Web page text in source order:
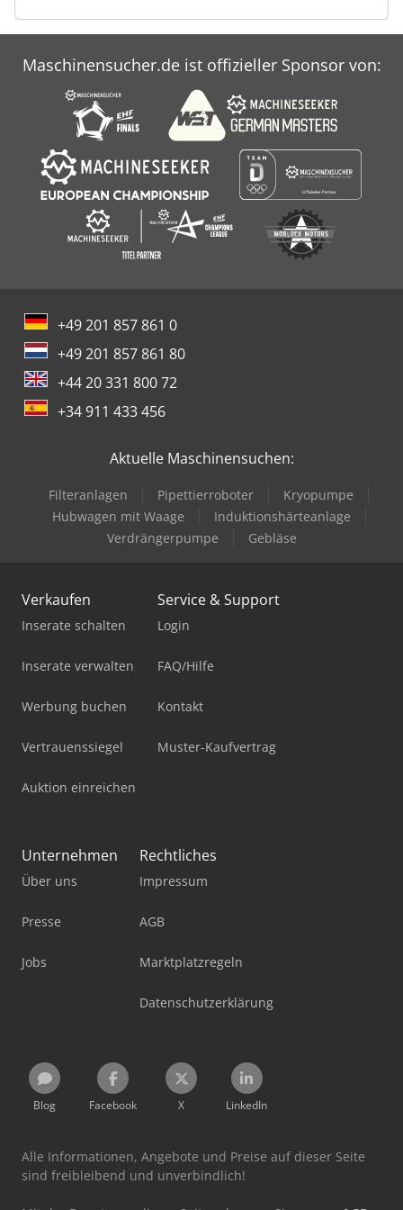
Maschinensucher.de ist offizieller Sponsor von:
+49 201 857 861 0
+49 201 857 861 80
+44 20 331 800 72
+34 911 433 456
Aktuelle Maschinensuchen:
Filteranlagen Pipettierroboter
Kryopumpe
Hubwagen mit Waage
Induktionshärteanlage
Verdrängerpumpe
Gebläse
Verkaufen
Inserate schalten
Inserate verwalten
Werbung buchen
Vertrauenssiegel
Auktion einreichen
Service & Support
Login
FAQ/Hilfe
Kontakt
Muster-Kaufvertrag
Unternehmen
Über uns
Presse
Jobs
Rechtliches
Impressum
AGB
Marktplatzregeln
Datenschutzerklärung
Blog Facebook X LinkedIn
Alle Informationen, Angebote und Preise auf dieser Seite
sind freibleibend und unverbindlich!